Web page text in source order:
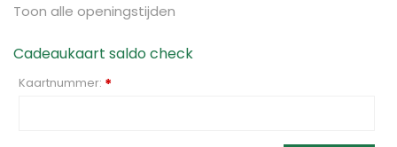
Toon alle openingstijden
Cadeaukaart saldo check
Kaartnummer: *